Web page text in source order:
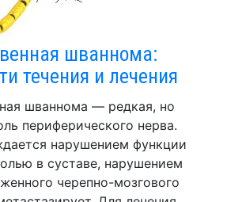
шваннома:
течения и лечения
шваннома — редкая, но
периферического нерва.
нарушением функции
в суставе, нарушением
черепно-мозгового